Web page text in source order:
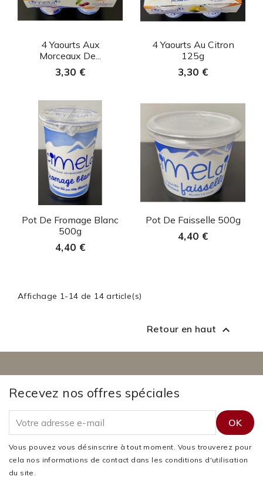
Aperçu rapide
4 Yaourts Aux
Morceaux De...
3,30 €
Aperçu rapide
4 Yaourts Au Citron
125g
3,30 €
Aperçu rapide
Pot De Fromage Blanc
500g
4,40 €
Aperçu rapide
Pot De Faisselle 500g
4,40 €
Affichage 1-14 de 14 article(s)
Retour en haut 
Recevez nos offres spéciales
Vous pouvez vous désinscrire à tout moment. Vous trouverez pour
cela nos informations de contact dans les conditions d'utilisation
du site.